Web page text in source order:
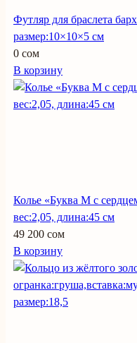
Футляр для браслета
размер:10×10×5 см
0 сом
В корзину
Колье «Буква М с
вес:2,05, длина:45 см
49 200 сом
В корзину